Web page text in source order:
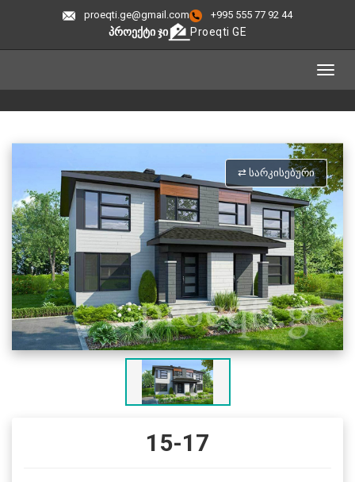
proeqti.ge@gmail.com +995 555 77 92 44
ᲞᲠᲝᲔᲥᲢᲘ ᲯᲘ Proeqti GE
⇄ ᲡᲐᲠᲙᲘᲡᲔᲑᲣᲠᲘ
15-17